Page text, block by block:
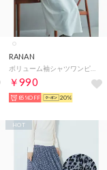
RANAN
ボリューム袖シャツワンピース （オフホワイト）
￥990
85%OFF 20%
HOT